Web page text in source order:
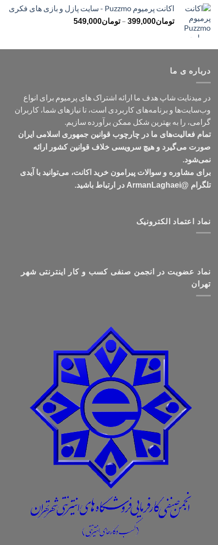
اکانت پرمیوم Puzzmo - سایت پازل و بازی های فکری
تومان399,000
– تومان549,000محدوده
تا
درباره ی ما
در میدنایت شاپ هدف ما ارائه اشتراک های پرمیوم برای انواع
وب‌سایت‌ها و برنامه‌های کاربردی است، تا نیازهای شما، کاربران
گرامی، را به بهترین شکل ممکن برآورده سازیم.
تمام فعالیت‌های ما در چارچوب قوانین جمهوری اسلامی ایران
صورت می‌گیرد و هیچ سرویسی خلاف قوانین کشور ارائه
نمی‌شود.
برای مشاوره و سوالات پیرامون خرید اکانت، می‌توانید با آیدی
تلگرام @ArmanLaghaei در ارتباط باشید.
نماد اعتماد الکترونیک
نماد عضویت در انجمن صنفی کسب و کار اینترنتی شهر
تهران